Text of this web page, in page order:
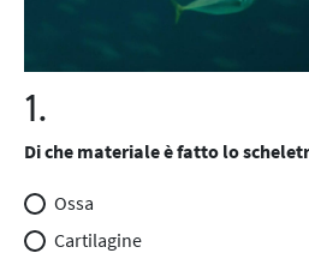
1.
Di che materiale è fatto lo
Ossa
Cartilagine